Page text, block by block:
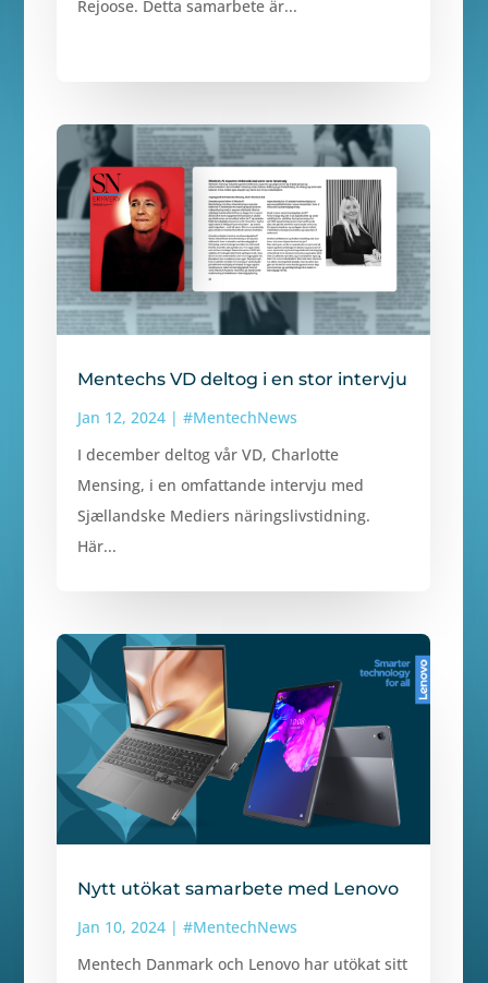
Rejoose. Detta samarbete är...
Mentechs VD deltog i en stor intervju
Jan 12, 2024 |#MentechNews
I december deltog vår VD, Charlotte
Mensing, i en omfattande intervju med
Sjællandske Mediers näringslivstidning.
Här...
Nytt utökat samarbete med Lenovo
Jan 10, 2024 |#MentechNews
Mentech Danmark och Lenovo har utökat sitt